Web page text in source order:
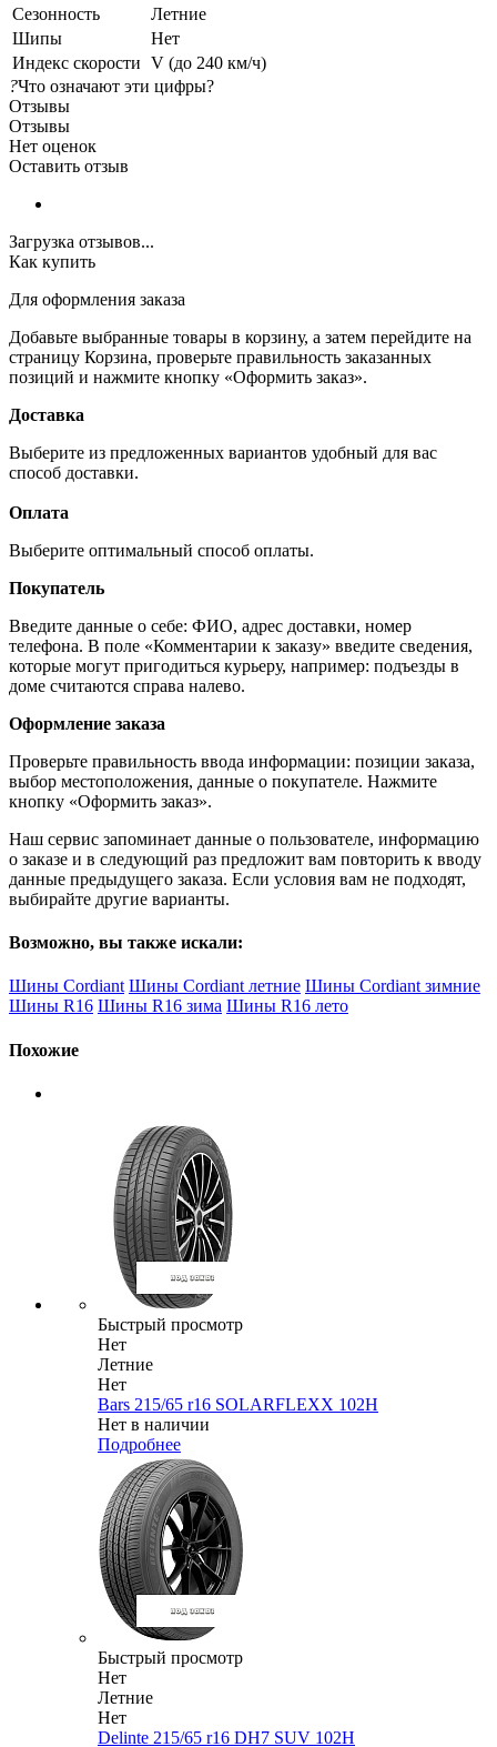
Сезонность
Летние
Шипы
Нет
Индекс скорости V (до 240 км/ч)
?Что означают эти цифры?
Отзывы
Отзывы
Нет оценок
Оставить отзыв
Загрузка отзывов...
Как купить
Для оформления заказа
Добавьте выбранные товары в корзину, а затем перейдите на
страницу Корзина, проверьте правильность заказанных
позиций и нажмите кнопку «Оформить заказ».
Доставка
Выберите из предложенных вариантов удобный для вас
способ доставки.
Оплата
Выберите оптимальный способ оплаты.
Покупатель
Введите данные о себе: ФИО, адрес доставки, номер
телефона. В поле «Комментарии к заказу» введите сведения,
которые могут пригодиться курьеру, например: подъезды в
доме считаются справа налево.
Оформление заказа
Проверьте правильность ввода информации: позиции заказа,
выбор местоположения, данные о покупателе. Нажмите
кнопку «Оформить заказ».
Наш сервис запоминает данные о пользователе, информацию
о заказе и в следующий раз предложит вам повторить к вводу
данные предыдущего заказа. Если условия вам не подходят,
выбирайте другие варианты.
Возможно, вы также искали:
Шины Cordiant Шины Cordiant летние Шины Cordiant зимние
Шины R16 Шины R16 зима Шины R16 лето
Похожие
Быстрый просмотр
Нет
Летние
Нет
Bars 215/65 r16 SOLARFLEXX 102H
Нет в наличии
Подробнее
Быстрый просмотр
Нет
Летние
Нет
Delinte 215/65 r16 DH7 SUV 102H